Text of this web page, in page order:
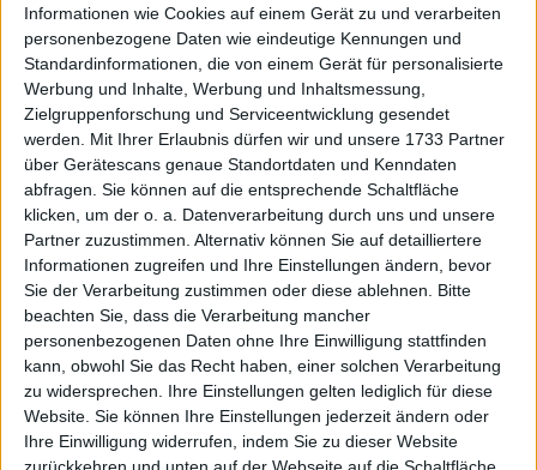
Informationen wie Cookies auf einem Gerät zu und verarbeiten
personenbezogene Daten wie eindeutige Kennungen und
Standardinformationen, die von einem Gerät für personalisierte
Werbung und Inhalte, Werbung und Inhaltsmessung,
Zielgruppenforschung und Serviceentwicklung gesendet
werden.
Mit Ihrer Erlaubnis dürfen wir und unsere 1733 Partner
über Gerätescans genaue Standortdaten und Kenndaten
abfragen. Sie können auf die entsprechende Schaltfläche
klicken, um der o. a. Datenverarbeitung durch uns und unsere
Partner zuzustimmen. Alternativ können Sie auf detailliertere
Informationen zugreifen und Ihre Einstellungen ändern, bevor
Sie der Verarbeitung zustimmen oder diese ablehnen.
Bitte
beachten Sie, dass die Verarbeitung mancher
personenbezogenen Daten ohne Ihre Einwilligung stattfinden
kann, obwohl Sie das Recht haben, einer solchen Verarbeitung
zu widersprechen. Ihre Einstellungen gelten lediglich für diese
Website. Sie können Ihre Einstellungen jederzeit ändern oder
Ihre Einwilligung widerrufen, indem Sie zu dieser Website
zurückkehren und unten auf der Webseite auf die Schaltfläche
Das Turnier zieht in der Regel eine Mischung
aus etablierten Spielerinnen und
aufstrebenden Talenten an und bietet
jungen Spielerinnen die Möglichkeit, ihr
Können zu zeigen.
Turnierformat: Das Turnier umfasst einen
Einzelwettbewerb und einen
Doppelwettbewerb. Das Einzelfeld besteht
normalerweise aus 32 Spielerinnen, während
das Doppelfeld aus 16 Teams besteht. Die
Spielerinnen treten im K.o.-System an und
schreiten durch die Runden voran, bis im
Finale die Siegerin ermittelt wird.
Das Turnier umfasst einen Einzelwettbewerb
und einen Doppelwettbewerb.
Das Einzelfeld besteht normalerweise aus 32